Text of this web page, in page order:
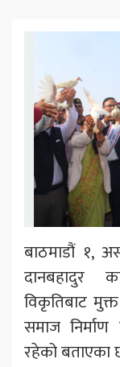
बाठमाडौं १,
दानबहादुर
विकृतिबाट
समाज
रहेको बताएका